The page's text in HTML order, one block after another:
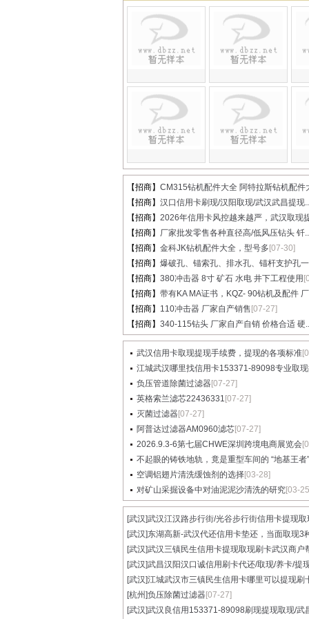
【招商】 CM315钻机配件大全 阿特拉斯钻机配件
【招商】 汉口信用卡刷现/汉阳取现/武汉武昌提现
【招商】 2026年信用卡风控越来越严，武汉取现
【招商】 厂家批发零售各种直径高/低风压钻头 钎
【招商】 金科JK钻机配件大全，型号多 [07-30]
【招商】 爆破孔、锚索孔、排水孔、锚杆支护孔
【招商】 380冲击器 8寸 矿石 水电 井下工程使用
【招商】 带有KA MA证书，KQZ- 90钻机及配件
【招商】 110冲击器 厂家自产销售 [07-27]
【招商】 340-115钻头 厂家自产自销 价格合适 硬
武汉信用卡取现提现手续费，提现的各项标准
江城武汉哪里找信用卡153371-89098专业取
负压管道除菌过滤器[07-27]
英格索兰滤芯22436331 [07-27]
灭菌过滤器[07-27]
阿普达过滤器AM0960滤芯[07-27]
2026.9.3-6第七届CHWE深圳跨境电商展览会
不起眼的铸铁地轨，竟是重型车间的 “地基王者
空调铝翅片清洗缓蚀剂的选择[03-28]
对矿山采掘设备中对油泥泥沙清洗的研究[03-
[武汉]武汉江汉路步行街/光谷步行街信用卡提现取
[武汉]东湖高新-武汉代还信用卡垫还，当面取现3
[武汉]武汉三镇民生信用卡提现取现刷卡武汉商户
[武汉]武昌汉阳汉口诚信用刷卡代还/取现/养卡/提
[武汉]江城武汉市三镇民生信用卡哪里可以提现刷
[杭州]负压除菌过滤器[07-27]
[武汉]武汉良信用153371-89098刷现提现取现/武